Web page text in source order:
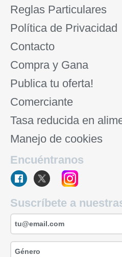
Reglas Particulares
Política de Privacidad
Contacto
Compra y Gana
Publica tu oferta!
Comerciante
Tasa reducida en
Manejo de cookies
Encuéntranos
Suscríbete a